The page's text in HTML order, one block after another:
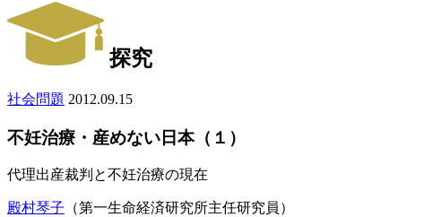
探究
社会問題 2012.09.15
不妊治療・産めない日本（１）
代理出産裁判と不妊治療の現在
殿村琴子 （第一生命経済研究所主任研究員）